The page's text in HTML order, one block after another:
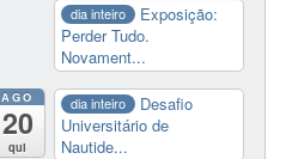
dia inteiro
Exposição:
Perder Tudo.
Novament...
AGO
20
qui
dia inteiro
Desafio
Universitário de
Nautide...